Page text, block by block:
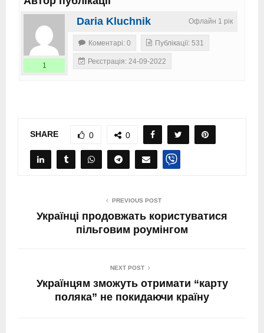
Офлайн 1 рік
Daria Kluchnik
1
Коментарі: 0 Публікації: 531
Реєстрація: 24-09-2022
SHARE 0 0
PREVIOUS POST
Українці продовжать користуватися
пільговим роумінгом
NEXT POST
Українцям зможуть отримати “карту
поляка” не покидаючи країну